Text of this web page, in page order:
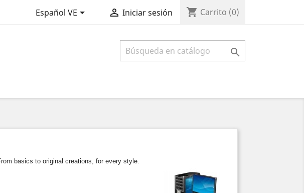
Español VE  Iniciar sesión shopping_cart Carrito (0)

basics to original creations, for every style.